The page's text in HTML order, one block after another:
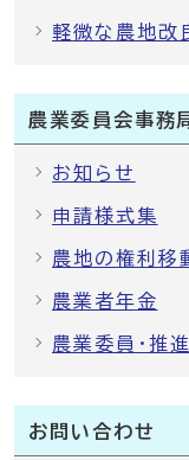
軽微な農地改
農業委員会事務
お知らせ
申請様式集
農地の権利移
農業者年金
農業委員・推
お問い合わせ